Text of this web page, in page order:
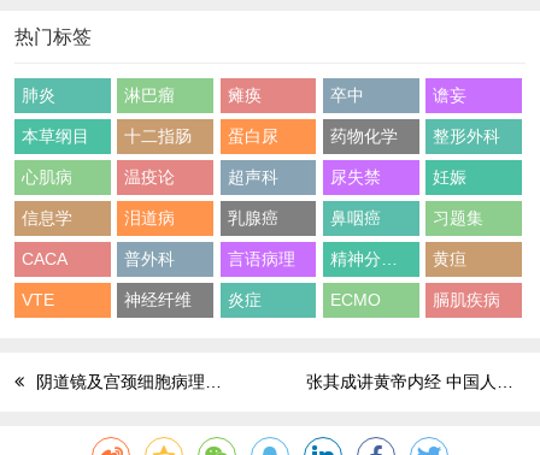
热门标签
肺炎 淋巴瘤 瘫痪 卒中 谵妄
本草纲目 十二指肠 蛋白尿 药物化学 整形外科
心肌病 温疫论 超声科 尿失禁 妊娠
信息学 泪道病 乳腺癌 鼻咽癌 习题集
CACA 普外科 言语病理 精神分裂症 黄疸
VTE 神经纤维 炎症 ECMO 膈肌疾病
阴道镜及宫颈细胞病理学培训教材